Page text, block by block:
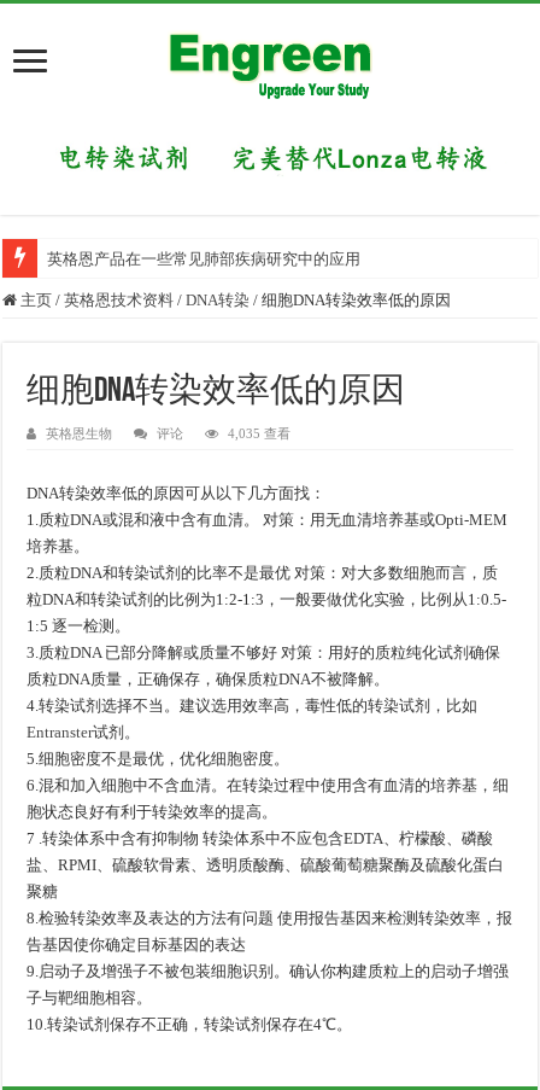
英格恩产品在一些常见肺部疾病研究中的应用
主页 / 英格恩技术资料 / DNA转染 / 细胞DNA转染效率低的原因
细胞DNA转染效率低的原因
英格恩生物 评论 4,035 查看
DNA转染效率低的原因可从以下几方面找：
1.质粒DNA或混和液中含有血清。 对策：用无血清培养基或Opti-MEM
培养基。
2.质粒DNA和转染试剂的比率不是最优 对策：对大多数细胞而言，质
粒DNA和转染试剂的比例为1:2-1:3，一般要做优化实验，比例从1:0.5-
1:5 逐一检测。
3.质粒DNA 已部分降解或质量不够好 对策：用好的质粒纯化试剂确保
质粒DNA质量，正确保存，确保质粒DNA不被降解。
4.转染试剂选择不当。建议选用效率高，毒性低的转染试剂，比如
Entranster试剂。
5.细胞密度不是最优，优化细胞密度。
6.混和加入细胞中不含血清。在转染过程中使用含有血清的培养基，细
胞状态良好有利于转染效率的提高。
7 .转染体系中含有抑制物 转染体系中不应包含EDTA、柠檬酸、磷酸
盐、RPMI、硫酸软骨素、透明质酸酶、硫酸葡萄糖聚酶及硫酸化蛋白
聚糖
8.检验转染效率及表达的方法有问题 使用报告基因来检测转染效率，报
告基因使你确定目标基因的表达
9.启动子及增强子不被包装细胞识别。确认你构建质粒上的启动子增强
子与靶细胞相容。
10.转染试剂保存不正确，转染试剂保存在4℃。